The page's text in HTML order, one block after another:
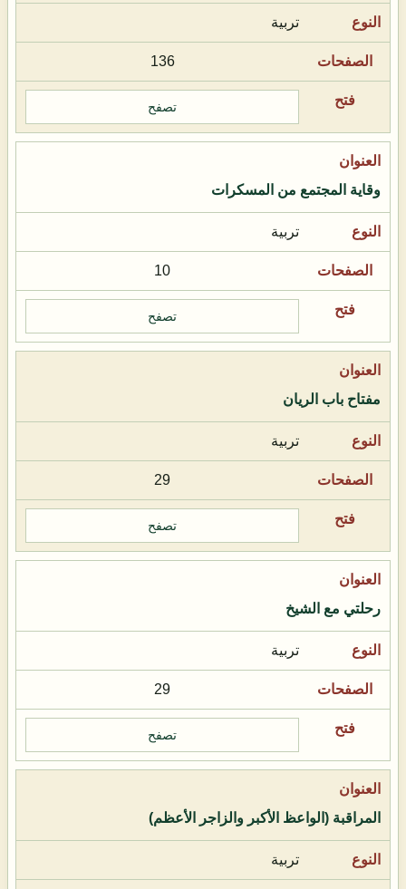
تربية
136
تصفح
وقاية المجتمع من المسكرات
تربية
10
تصفح
مفتاح باب الريان
تربية
29
تصفح
رحلتي مع الشيخ
تربية
29
تصفح
المراقبة (الواعظ الأكبر والزاجر الأعظم)
تربية